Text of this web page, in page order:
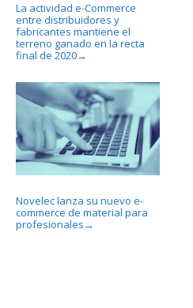
La actividad e-Commerce
entre distribuidores y
fabricantes mantiene el
terreno ganado en la recta
final de 2020→
Novelec lanza su nuevo e-
commerce de material para
profesionales →